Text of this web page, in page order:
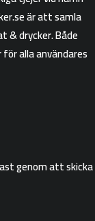
är att samla
& drycker. Både
alla användares
genom att skicka